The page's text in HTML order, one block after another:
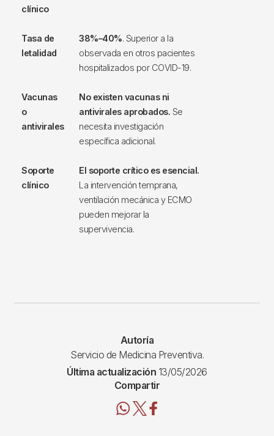
clínico
Tasa de
letalidad
38%–40%. Superior a la
observada en otros pacientes
hospitalizados por COVID-19.
Vacunas
o
antivirales
No existen vacunas ni
antivirales aprobados. Se
necesita investigación
específica adicional.
Soporte
clínico
El soporte crítico es esencial.
La intervención temprana,
ventilación mecánica y ECMO
pueden mejorar la
supervivencia.
Autoría
Servicio de Medicina Preventiva.
Última actualización 13/05/2026
Compartir